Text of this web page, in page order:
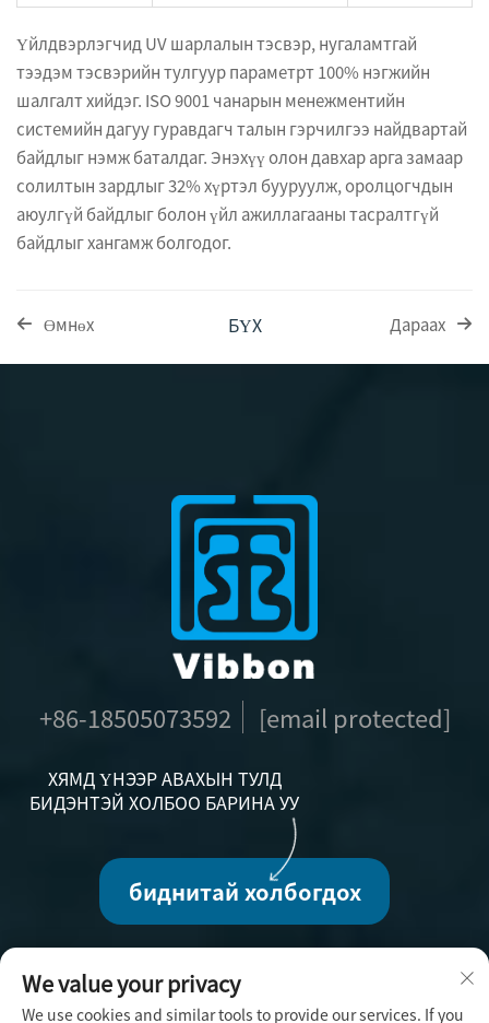
Үйлдвэрлэгчид UV шарлалын тэсвэр, нугаламтгай
тээдэм тэсвэрийн тулгуур параметрт 100% нэгжийн
шалгалт хийдэг. ISO 9001 чанарын менежментийн
системийн дагуу гуравдагч талын гэрчилгээ найдвартай
байдлыг нэмж баталдаг. Энэхүү олон давхар арга замаар
солилтын зардлыг 32% хүртэл бууруулж, оролцогчдын
аюулгүй байдлыг болон үйл ажиллагааны тасралтгүй
байдлыг хангамж болгодог.
Өмнөх БҮХ Дараах
+86-18505073592 [email protected]
ХЯМД ҮНЭЭР АВАХЫН ТУЛД
БИДЭНТЭЙ ХОЛБОО БАРИНА УУ
биднитай холбогдох
We value your privacy
We use cookies and similar tools to provide our services. If you